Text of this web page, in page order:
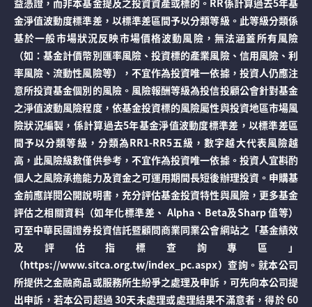
益憑證，而非本基金提及之投資資產或標的。RR係計算過去5年基
金淨值波動度標準差，以標準差區間予以分類等級。此等級分類係
基於一般市場狀況反映市場價格波動風險，無法涵蓋所有風險
（如：基金計價幣別匯率風險、投資標的產業風險、信用風險、利
率風險、流動性風險等），不宜作為投資唯一依據，投資人仍應注
意所投資基金個別的風險。風險報酬等級為投信投顧公會針對基金
之淨值波動風險程度，依基金投資標的風險屬性與投資地區市場風
險狀況編製，係計算過去5年基金淨值波動度標準差，以標準差區
間予以分類等級，分類為RR1-RR5五級，數字越大代表風險越
高，此風險級數僅供參考，不宜作為投資唯一依據。投資人宜斟酌
個人之風險承擔能力及資金之可運用期間長短後辦理投資。申購基
金前應詳閱公開說明書，充分評估基金投資特性與風險，更多基金
評估之相關資料（如年化標準差、 Alpha、Beta及Sharp 值等）
可至中華民國證券投資信託暨顧問商業同業公會網站之「基金績效
及評估指標查詢專區」
（https://www.sitca.org.tw/index_pc.aspx）查詢。就本公司
所提供之金融商品或服務所生紛爭之處理及申訴，可先向本公司提
出申訴，若本公司超過 30天未處理或處理結果不滿意者，得於 60